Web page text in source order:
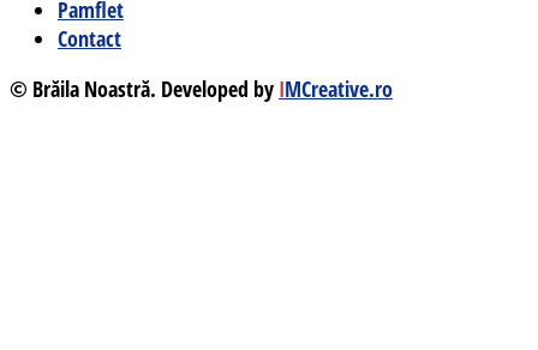
Pamflet
Contact
© Brăila Noastră. Developed by IMCreative.ro